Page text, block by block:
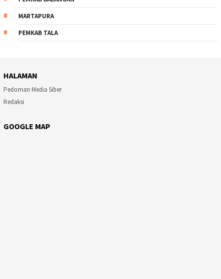
MARTAPURA
PEMKAB TALA
HALAMAN
Pedoman Media Siber
Redaksi
GOOGLE MAP